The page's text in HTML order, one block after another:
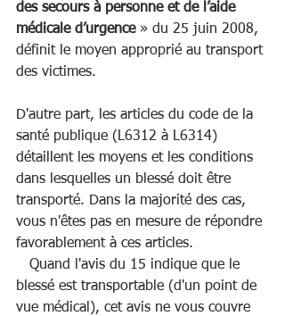
des secours à personne et de l’aide
médicale d’urgence » du 25 juin 2008,
définit le moyen approprié au transport
des victimes.
D'autre part, les articles du code de la
santé publique (L6312 à L6314)
détaillent les moyens et les conditions
dans lesquelles un blessé doit être
transporté. Dans la majorité des cas,
vous n'êtes pas en mesure de répondre
favorablement à ces articles.
blessé est transportable (d'un point de
vue médical), cet avis ne vous couvre